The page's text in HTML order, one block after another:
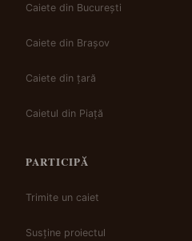
Caiete din București
Caiete din Brașov
Caiete din țară
Caietul din Piață
PARTICIPĂ
Trimite un caiet
Susține proiectul